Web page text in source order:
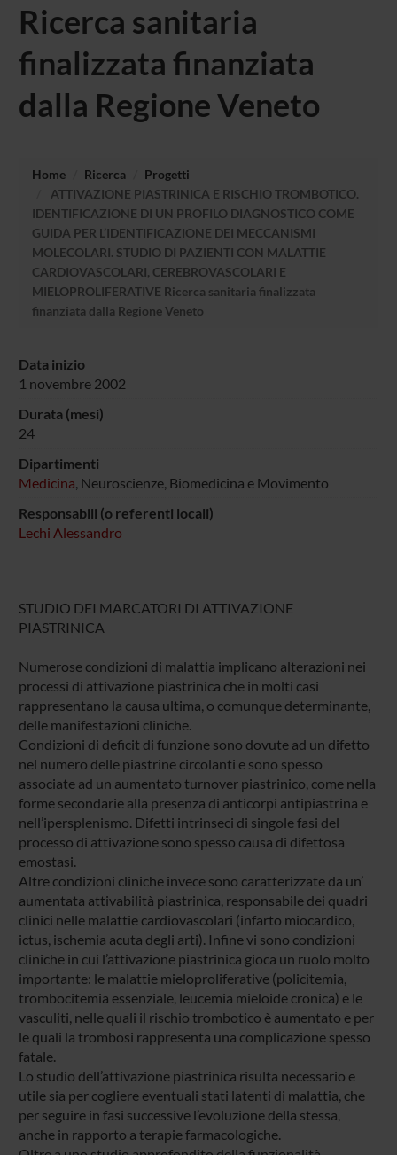
Ricerca sanitaria
finalizzata finanziata
dalla Regione Veneto
Home Ricerca
Progetti
ATTIVAZIONE PIASTRINICA E RISCHIO TROMBOTICO.
IDENTIFICAZIONE DI UN PROFILO DIAGNOSTICO COME
GUIDA PER L’IDENTIFICAZIONE DEI MECCANISMI
MOLECOLARI. STUDIO DI PAZIENTI CON MALATTIE
CARDIOVASCOLARI, CEREBROVASCOLARI E
MIELOPROLIFERATIVE Ricerca sanitaria finalizzata
finanziata dalla Regione Veneto
Data inizio
1 novembre 2002
Durata (mesi)
24
Dipartimenti
Medicina, Neuroscienze, Biomedicina e Movimento
Responsabili (o referenti locali)
Lechi Alessandro
STUDIO DEI MARCATORI DI ATTIVAZIONE
PIASTRINICA
Numerose condizioni di malattia implicano alterazioni nei
processi di attivazione piastrinica che in molti casi
rappresentano la causa ultima, o comunque determinante,
delle manifestazioni cliniche.
Condizioni di deficit di funzione sono dovute ad un difetto
nel numero delle piastrine circolanti e sono spesso
associate ad un aumentato turnover piastrinico, come nella
forme secondarie alla presenza di anticorpi antipiastrina e
nell’ipersplenismo. Difetti intrinseci di singole fasi del
processo di attivazione sono spesso causa di difettosa
emostasi.
Altre condizioni cliniche invece sono caratterizzate da un’
aumentata attivabilità piastrinica, responsabile dei quadri
clinici nelle malattie cardiovascolari (infarto miocardico,
ictus, ischemia acuta degli arti). Infine vi sono condizioni
cliniche in cui l’attivazione piastrinica gioca un ruolo molto
importante: le malattie mieloproliferative (policitemia,
trombocitemia essenziale, leucemia mieloide cronica) e le
vasculiti, nelle quali il rischio trombotico è aumentato e per
le quali la trombosi rappresenta una complicazione spesso
fatale.
Lo studio dell’attivazione piastrinica risulta necessario e
utile sia per cogliere eventuali stati latenti di malattia, che
per seguire in fasi successive l’evoluzione della stessa,
anche in rapporto a terapie farmacologiche.